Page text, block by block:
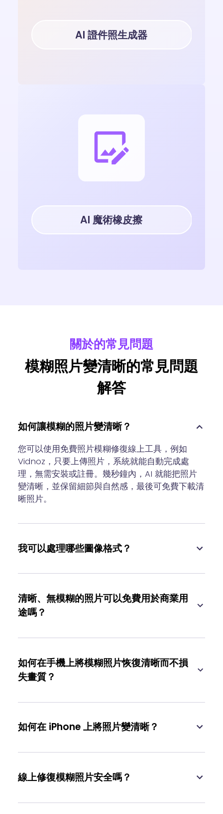
AI 證件照生成器
AI 魔術橡皮擦
關於的常見問題
模糊照片變清晰的常見問題
解答
如何讓模糊的照片變清晰？
您可以使用免費照片模糊修復線上工具，例如
Vidnoz，只要上傳照片，系統就能自動完成處
理，無需安裝或註冊。幾秒鐘內，AI 就能把照片
變清晰，並保留細節與自然感，最後可免費下載清
晰照片。
我可以處理哪些圖像格式？
清晰、無模糊的照片可以免費用於商業用
途嗎？
如何在手機上將模糊照片恢復清晰而不損
失畫質？
如何在 iPhone 上將照片變清晰？
線上修復模糊照片安全嗎？